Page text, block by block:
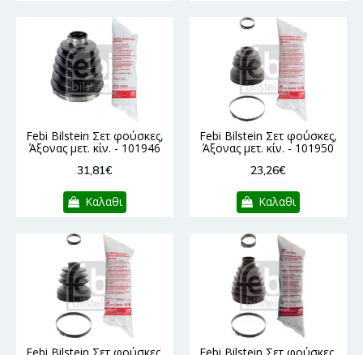
Febi Bilstein Σετ φούσκες,
Άξονας μετ. κίν. - 101946
31,81€
Καλαθι
Febi Bilstein Σετ φούσκες,
Άξονας μετ. κίν. - 101950
23,26€
Καλαθι